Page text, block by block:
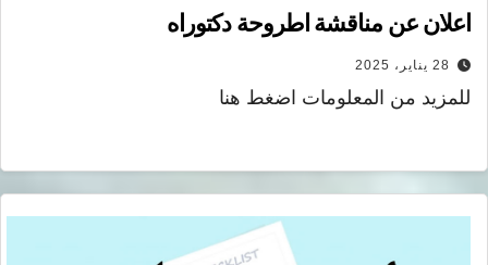
اعلان عن مناقشة اطروحة دكتوراه
28 يناير، 2025
للمزيد من المعلومات اضغط هنا